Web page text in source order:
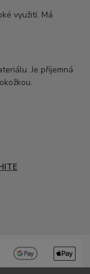
využití. Má
Je příjemná